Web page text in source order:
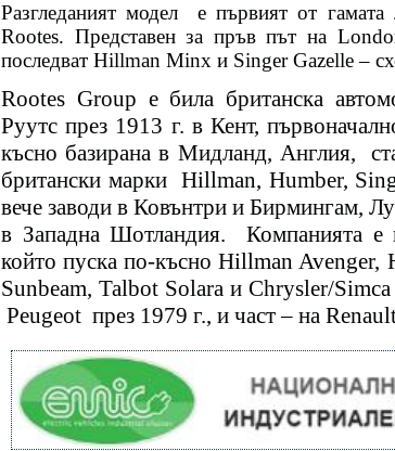
Разгледаният модел е първият от гамата
Rootes. Представен за пръв път на
последват Hillman Minx и Singer Gazelle –
Rootes Group е била британска
Руутс през 1913 г. в Кент,
късно базирана в Мидланд, Англия,
британски марки Hillman, Humber,
вече заводи в Ковънтри и Бирмингам,
в Западна Шотландия.
Компанията е
който пуска по-късно Hillman
Sunbeam, Talbot Solara и Chrysler/
Peugeot през 1979 г., и част – на